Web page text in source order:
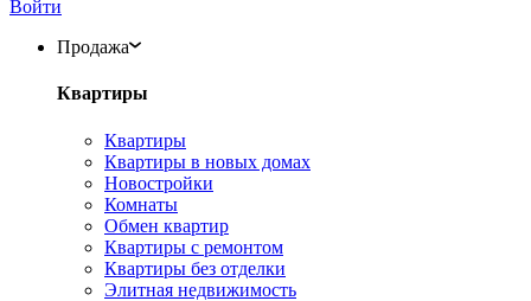
Войти
Продажа
Квартиры
Квартиры
Квартиры в новых домах
Новостройки
Комнаты
Обмен квартир
Квартиры с ремонтом
Квартиры без отделки
Элитная недвижимость